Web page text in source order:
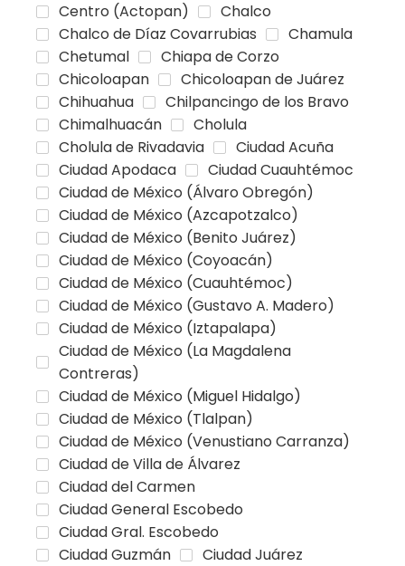
Centro (Actopan)
Chalco
Chalco de Díaz Covarrubias
Chamula
Chetumal
Chiapa de Corzo
Chicoloapan
Chicoloapan de Juárez
Chihuahua
Chilpancingo de los Bravo
Chimalhuacán
Cholula
Cholula de Rivadavia
Ciudad Acuña
Ciudad Apodaca
Ciudad Cuauhtémoc
Ciudad de México (Álvaro Obregón)
Ciudad de México (Azcapotzalco)
Ciudad de México (Benito Juárez)
Ciudad de México (Coyoacán)
Ciudad de México (Cuauhtémoc)
Ciudad de México (Gustavo A. Madero)
Ciudad de México (Iztapalapa)
Ciudad de México (La Magdalena
Contreras)
Ciudad de México (Miguel Hidalgo)
Ciudad de México (Tlalpan)
Ciudad de México (Venustiano Carranza)
Ciudad de Villa de Álvarez
Ciudad del Carmen
Ciudad General Escobedo
Ciudad Gral. Escobedo
Ciudad Guzmán
Ciudad Juárez